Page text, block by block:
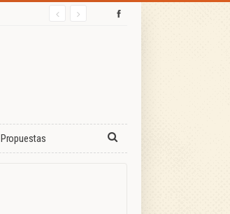
Propuestas